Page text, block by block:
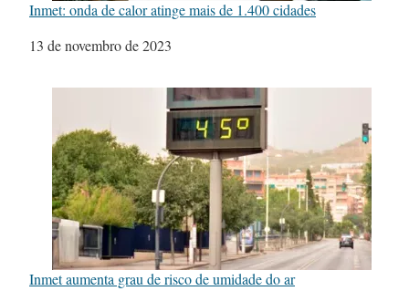
Inmet: onda de calor atinge mais de 1.400 cidades
Data
13 de novembro de 2023
Inmet aumenta grau de risco de umidade do ar